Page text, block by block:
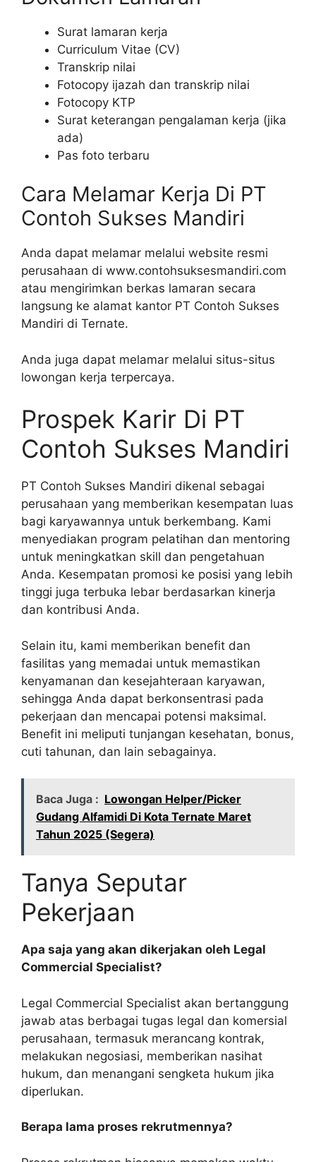
Surat lamaran kerja
Curriculum Vitae (CV)
Transkrip nilai
Fotocopy ijazah dan transkrip nilai
Fotocopy KTP
Surat keterangan pengalaman kerja (jika
ada)
Pas foto terbaru
Cara Melamar Kerja Di PT
Contoh Sukses Mandiri
Anda dapat melamar melalui website resmi
perusahaan di www.contohsuksesmandiri.com
atau mengirimkan berkas lamaran secara
langsung ke alamat kantor PT Contoh Sukses
Mandiri di Ternate.
Anda juga dapat melamar melalui situs-situs
lowongan kerja terpercaya.
Prospek Karir Di PT
Contoh Sukses Mandiri
PT Contoh Sukses Mandiri dikenal sebagai
perusahaan yang memberikan kesempatan luas
bagi karyawannya untuk berkembang. Kami
menyediakan program pelatihan dan mentoring
untuk meningkatkan skill dan pengetahuan
Anda. Kesempatan promosi ke posisi yang lebih
tinggi juga terbuka lebar berdasarkan kinerja
dan kontribusi Anda.
Selain itu, kami memberikan benefit dan
fasilitas yang memadai untuk memastikan
kenyamanan dan kesejahteraan karyawan,
sehingga Anda dapat berkonsentrasi pada
pekerjaan dan mencapai potensi maksimal.
Benefit ini meliputi tunjangan kesehatan, bonus,
cuti tahunan, dan lain sebagainya.
Baca Juga : Lowongan Helper/Picker
Gudang Alfamidi Di Kota Ternate Maret
Tahun 2025 (Segera)
Tanya Seputar
Pekerjaan
Apa saja yang akan dikerjakan oleh Legal
Commercial Specialist?
Legal Commercial Specialist akan bertanggung
jawab atas berbagai tugas legal dan komersial
perusahaan, termasuk merancang kontrak,
melakukan negosiasi, memberikan nasihat
hukum, dan menangani sengketa hukum jika
diperlukan.
Berapa lama proses rekrutmennya?